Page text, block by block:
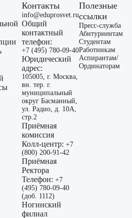
Контакты
info@eduprosvet.ru
Общий
контактный
телефон:
+7 (495) 780-09-40
Юридический
адрес:
105005, г. Москва,
вн. тер. г.
муниципальный
округ Басманный,
ул. Радио, д. 10А,
стр.2
Приёмная
комиссия
Колл-центр: +7
(800) 200-91-42
Приёмная
Ректора
Телефон: +7
(495) 780-09-40
(доб. 1112)
Ногинский
филиал
Полезные
ссылки
Пресс-служба
Абитуриентам
Студентам
Работникам
Аспирантам/
Ординаторам